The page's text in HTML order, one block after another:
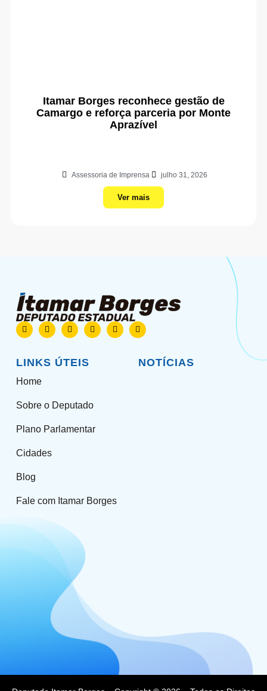
Itamar Borges reconhece gestão de
Camargo e reforça parceria por Monte
Aprazível
Assessoria de Imprensa julho 31, 2026
Ver mais
LINKS ÚTEIS
Home
Sobre o Deputado
Plano Parlamentar
Cidades
Blog
Fale com Itamar Borges
NOTÍCIAS